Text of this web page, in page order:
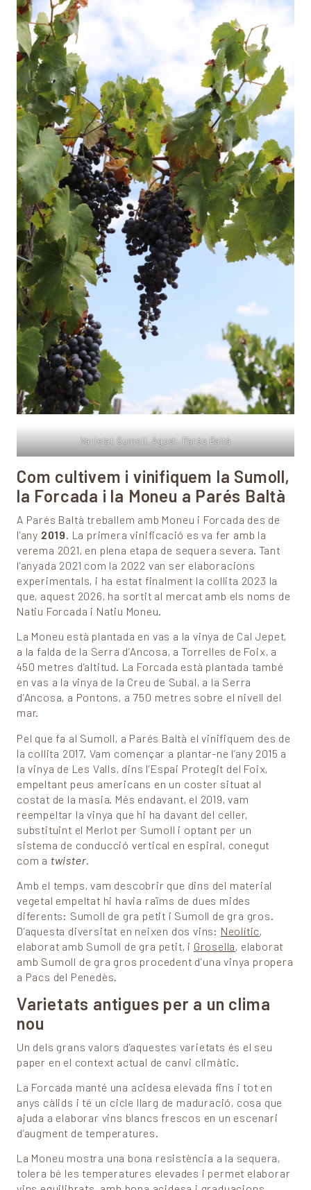
Varietat Sumoll. Agost. Parés Baltà
Com cultivem i vinifiquem la Sumoll,
la Forcada i la Moneu a Parés Baltà
A Parés Baltà treballem amb Moneu i Forcada des de
l’any 2019. La primera vinificació es va fer amb la
verema 2021, en plena etapa de sequera severa. Tant
l’anyada 2021 com la 2022 van ser elaboracions
experimentals, i ha estat finalment la collita 2023 la
que, aquest 2026, ha sortit al mercat amb els noms de
Natiu Forcada i Natiu Moneu.
La Moneu està plantada en vas a la vinya de Cal Jepet,
a la falda de la Serra d’Ancosa, a Torrelles de Foix, a
450 metres d’altitud. La Forcada està plantada també
en vas a la vinya de la Creu de Subal, a la Serra
d’Ancosa, a Pontons, a 750 metres sobre el nivell del
mar.
Pel que fa al Sumoll, a Parés Baltà el vinifiquem des de
la collita 2017. Vam començar a plantar-ne l’any 2015 a
la vinya de Les Valls, dins l’Espai Protegit del Foix,
empeltant peus americans en un coster situat al
costat de la masia. Més endavant, el 2019, vam
reempeltar la vinya que hi ha davant del celler,
substituint el Merlot per Sumoll i optant per un
sistema de conducció vertical en espiral, conegut
com a twister.
Amb el temps, vam descobrir que dins del material
vegetal empeltat hi havia raïms de dues mides
diferents: Sumoll de gra petit i Sumoll de gra gros.
D’aquesta diversitat en neixen dos vins: Neolític,
elaborat amb Sumoll de gra petit, i Grosella, elaborat
amb Sumoll de gra gros procedent d’una vinya propera
a Pacs del Penedès.
Varietats antigues per a un clima
nou
Un dels grans valors d’aquestes varietats és el seu
paper en el context actual de canvi climàtic.
La Forcada manté una acidesa elevada fins i tot en
anys càlids i té un cicle llarg de maduració, cosa que
ajuda a elaborar vins blancs frescos en un escenari
d’augment de temperatures.
La Moneu mostra una bona resistència a la sequera,
tolera bé les temperatures elevades i permet elaborar